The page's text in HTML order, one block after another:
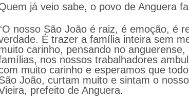
já veio sabe, o povo de Anguera
nosso São João é raiz, é emoção, é
É trazer a família inteira sem
carinho, pensando no
nos nossos trabalhadores
muito carinho e esperamos que
João, curtam muito e sintam o
prefeito de Anguera.